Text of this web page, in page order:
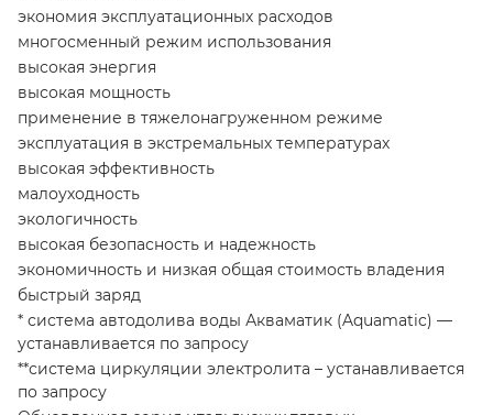
экономия эксплуатационных расходов
многосменный режим использования
высокая энергия
высокая мощность
применение в тяжелонагруженном режиме
эксплуатация в экстремальных температурах
высокая эффективность
малоуходность
экологичность
высокая безопасность и надежность
экономичность и низкая общая стоимость владения
быстрый заряд
* система автодолива воды Акваматик (Aquamatic) —
устанавливается по запросу
**система циркуляции электролита – устанавливается
по запросу